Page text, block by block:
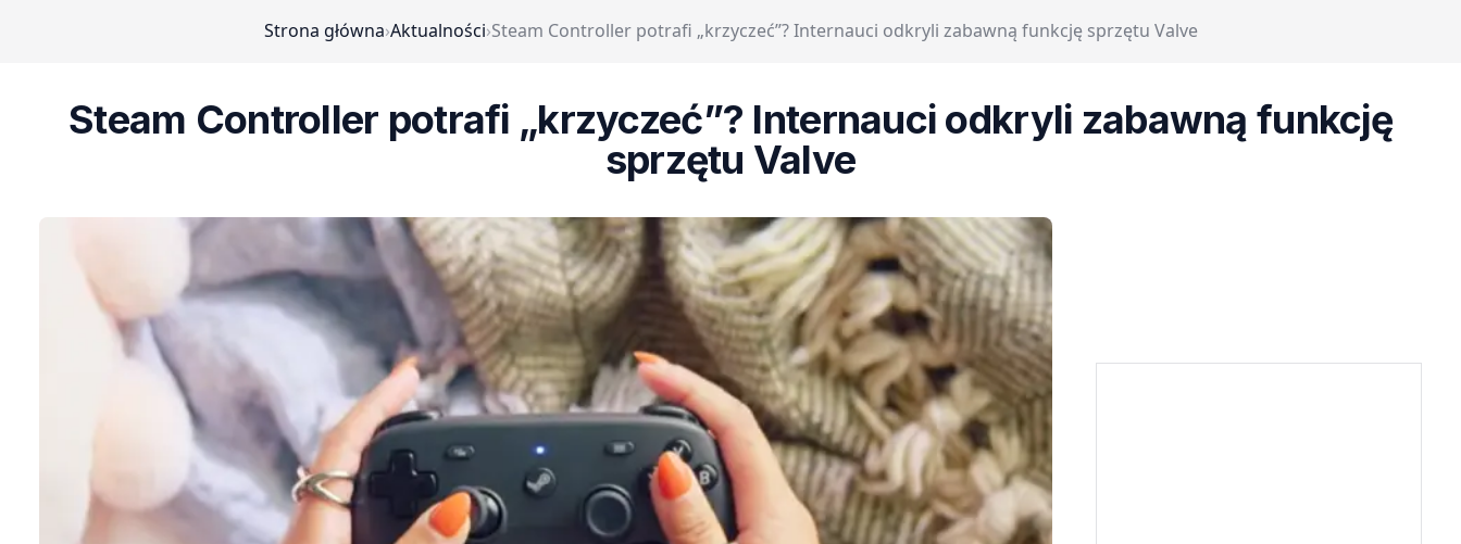
Strona główna›Aktualności›Steam Controller potrafi „krzyczeć”? Internauci odkryli zabawną funkcję sprzętu Valve
Steam Controller potrafi „krzyczeć”? Internauci odkryli zabawną funkcję
sprzętu Valve